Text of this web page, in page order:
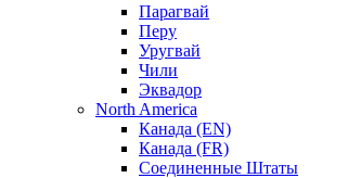
Парагвай
Перу
Уругвай
Чили
Эквадор
North America
Канада (EN)
Канада (FR)
Соединенные Штаты